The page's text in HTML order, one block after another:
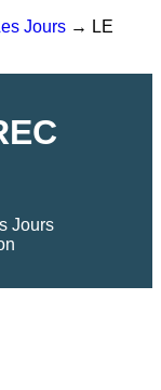
Jours → LE
Jours